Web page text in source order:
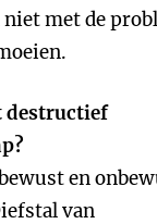
met de
destructief
en
van